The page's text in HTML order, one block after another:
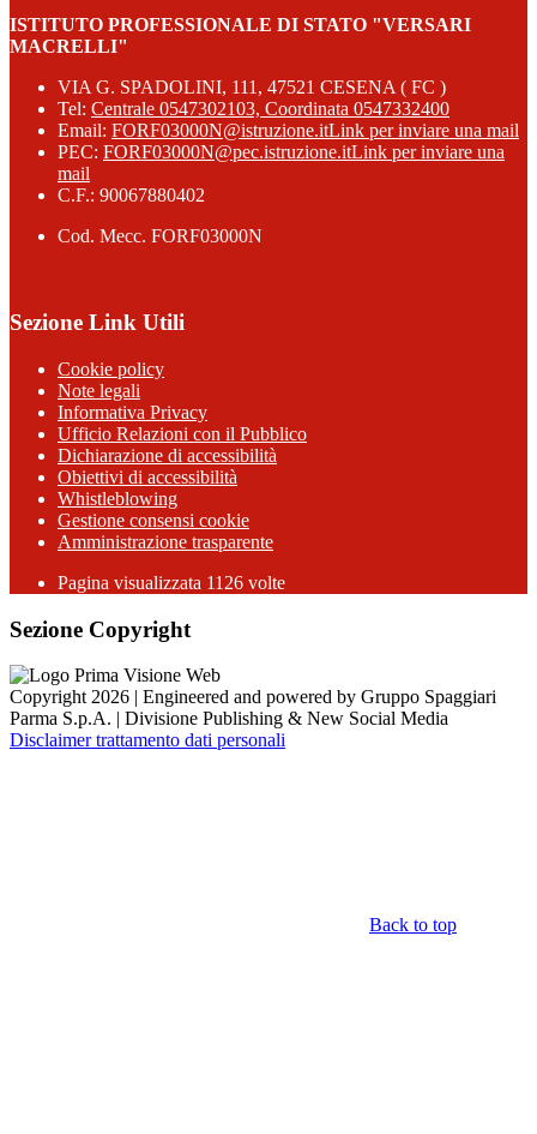
ISTITUTO PROFESSIONALE DI STATO "VERSARI
MACRELLI"
VIA G. SPADOLINI, 111, 47521 CESENA ( FC )
Tel: Centrale 0547302103, Coordinata 0547332400
Email: FORF03000N@istruzione.itLink per inviare una mail
PEC: FORF03000N@pec.istruzione.itLink per inviare una
mail
C.F.: 90067880402
Cod. Mecc. FORF03000N
Sezione Link Utili
Cookie policy
Note legali
Informativa Privacy
Ufficio Relazioni con il Pubblico
Dichiarazione di accessibilità
Obiettivi di accessibilità
Whistleblowing
Gestione consensi cookie
Amministrazione trasparente
Pagina visualizzata 1126 volte
Sezione Copyright
Copyright 2026 | Engineered and powered by Gruppo Spaggiari
Parma S.p.A. | Divisione Publishing & New Social Media
Disclaimer trattamento dati personali
Back to top